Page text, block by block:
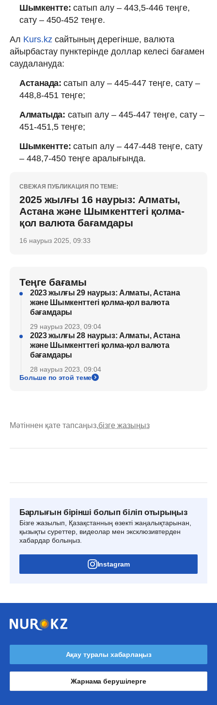
Шымкентте: сатып алу – 443,5-446 теңге,
сату – 450-452 теңге.
Ал Kurs.kz сайтының дерегінше, валюта
айырбастау пунктерінде доллар келесі бағамен
саудалануда:
Астанада:сатып алу – 445-447 теңге, сату –
448,8-451 теңге;
Алматыда: сатып алу – 445-447 теңге, сату –
451-451,5 теңге;
Шымкентте: сатып алу – 447-448 теңге, сату
– 448,7-450 теңге аралығында.
СВЕЖАЯ ПУБЛИКАЦИЯ ПО ТЕМЕ:
2025 жылғы 16 наурыз: Алматы,
Астана және Шымкенттегі қолма-
қол валюта бағамдары
16 наурыз 2025, 09:33
Теңге бағамы
2023 жылғы 29 наурыз: Алматы, Астана
және Шымкенттегі қолма-қол валюта
бағамдары
29 наурыз 2023, 09:04
2023 жылғы 28 наурыз: Алматы, Астана
және Шымкенттегі қолма-қол валюта
бағамдары
28 наурыз 2023, 09:04
Больше по этой теме
Мәтіннен қате тапсаңыз,бізге жазыңыз
Барлығын бірінші болып біліп отырыңыз
Бізге жазылып, Қазақстанның өзекті жаңалықтарынан,
қызықты суреттер, видеолар мен эксклюзивтерден
хабардар болыңыз.
Instagram
Ақау туралы хабарлаңыз
Жарнама берушілерге